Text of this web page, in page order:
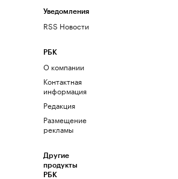
Уведомления
RSS Новости
РБК
О компании
Контактная
информация
Редакция
Размещение
рекламы
Другие
продукты
РБК